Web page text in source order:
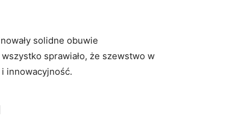
solidne obuwie
sprawiało, że szewstwo w
innowacyjność.